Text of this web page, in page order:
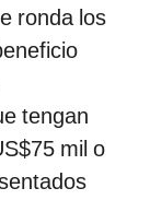
ronda los
tengan
mil o